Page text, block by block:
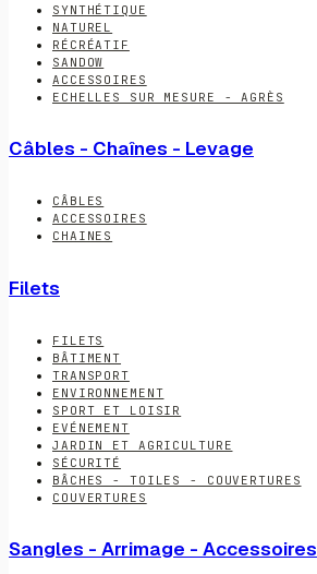
SYNTHÉTIQUE
NATUREL
RÉCRÉATIF
SANDOW
ACCESSOIRES
ECHELLES SUR MESURE - AGRÈS
Câbles - Chaînes - Levage
CÂBLES
ACCESSOIRES
CHAINES
Filets
FILETS
BÂTIMENT
TRANSPORT
ENVIRONNEMENT
SPORT ET LOISIR
EVÉNEMENT
JARDIN ET AGRICULTURE
SÉCURITÉ
BÂCHES - TOILES - COUVERTURES
COUVERTURES
Sangles - Arrimage - Accessoires